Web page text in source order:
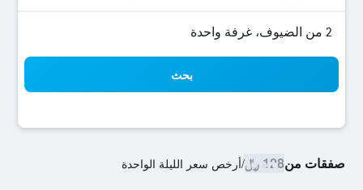
2 من الضيوف، غرفة واحدة
بحث
صفقات من128 ﷼ /أرخص سعر الليلة الواحدة